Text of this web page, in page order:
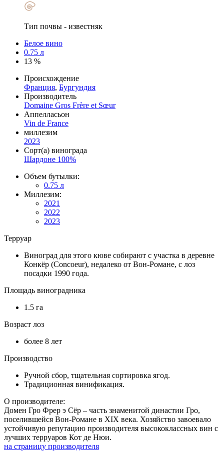
Тип почвы - известняк
Белое вино
0.75 л
13 %
Происхождение
Франция, Бургундия
Производитель
Domaine Gros Frère et Sœur
Аппелласьон
Vin de France
миллезим
2023
Сорт(а) винограда
Шардоне 100%
Объем бутылки:
0.75 л
Миллезим:
2021
2022
2023
Терруар
Виноград для этого кюве собирают с участка в деревне
Конкёр (Concoeur), недалеко от Вон-Романе, с лоз
посадки 1990 года.
Площадь виноградника
1.5 га
Возраст лоз
более 8 лет
Производство
Ручной сбор, тщательная сортировка ягод.
Традиционная винификация.
О производителе:
Домен Гро Фрер э Сёр – часть знаменитой династии Гро,
поселившейся Вон-Романе в XIX века. Хозяйство завоевало
устойчивую репутацию производителя высококлассных вин с
лучших терруаров Кот де Нюи.
на страницу производителя